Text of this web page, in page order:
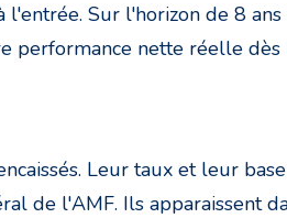
l'entrée. Sur l'horizon de 8
performance nette réelle dès
Leur taux et leur
de l'AMF. Ils apparaissent